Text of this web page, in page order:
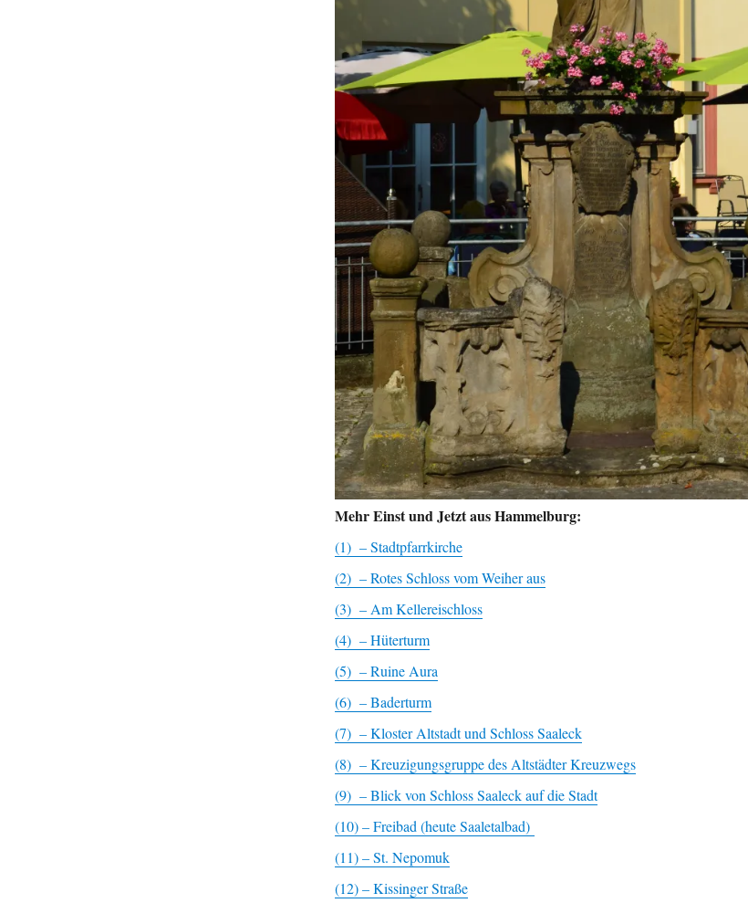
Mehr Einst und Jetzt aus Hammelburg:
(1) – Stadtpfarrkirche
(2) – Rotes Schloss vom Weiher aus
(3) – Am Kellereischloss
(4) – Hüterturm
(5) – Ruine Aura
(6) – Baderturm
(7) – Kloster Altstadt und Schloss Saaleck
(8) – Kreuzigungsgruppe des Altstädter Kreuzwegs
(9) – Blick von Schloss Saaleck auf die Stadt
(10) – Freibad (heute Saaletalbad)
(11) – St. Nepomuk
(12) – Kissinger Straße